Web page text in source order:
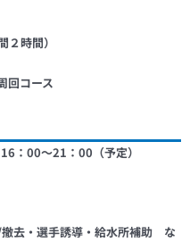
時間）
回コース
：00～21：00（予定）
去・選手誘導・給水所補助 な